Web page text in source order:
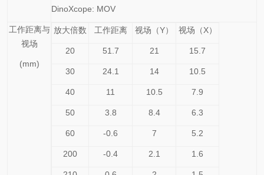
DinoXcope: MOV
工作距离与
视场
(mm)
放大倍数 工作距离 视场（Y） 视场（X）
20 51.7 21 15.7
30 24.1 14 10.5
40 11 10.5 7.9
50 3.8 8.4 6.3
60 -0.6 7 5.2
200 -0.4 2.1 1.6